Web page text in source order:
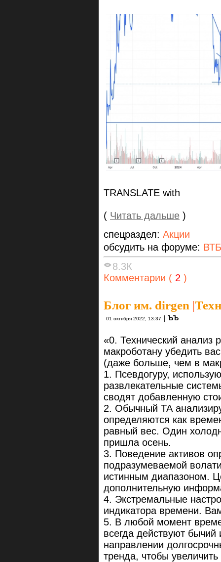
TRANSLATE with
( Читать дальше )
спецраздел: Акции
обсудить на форуме: ВТБ
8.3К
Комментарии ( 2 )
Блог им. dirgen |
01 октября 2022, 13:37 | ЪЪ
«0. Технический анализ
макроботану убедить
(даже больше, чем в
1. Псевдогуру,
развлекательные
сводят добавленную
2. Обычный ТА
определяются как
равный вес. Один
пришла осень.
3. Поведение активов
подразумеваемой
истинным диапазоном.
дополнительную
4. Экстремальные
индикатора времени.
5. В любой момент
всегда действуют
направлении
тренда, чтобы